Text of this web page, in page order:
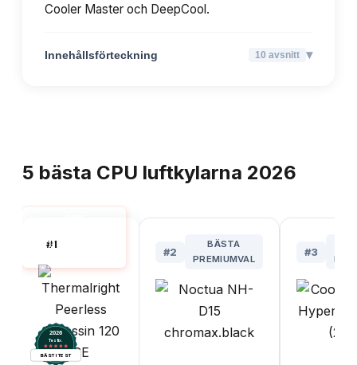
Cooler Master och DeepCool.
Innehållsförteckning 10 avsnitt ▾
5 bästa CPU luftkylarna 2026
1151 BÄST I
#1
2026
Testix.
BÄST I TEST
#2
BÄSTA
PREMIUMVAL
#3